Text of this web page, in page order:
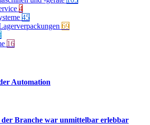
4
45
69
16
Automation
Branche war unmittelbar erlebbar